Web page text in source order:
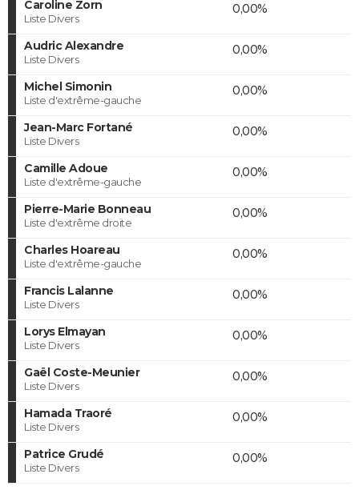
Caroline Zorn
Liste Divers
0,00%
Audric Alexandre
Liste Divers
0,00%
Michel Simonin
Liste d'extrême-gauche
0,00%
Jean-Marc Fortané
Liste Divers
0,00%
Camille Adoue
Liste d'extrême-gauche
0,00%
Pierre-Marie Bonneau
Liste d'extrême droite
0,00%
Charles Hoareau
Liste d'extrême-gauche
0,00%
Francis Lalanne
Liste Divers
0,00%
Lorys Elmayan
Liste Divers
0,00%
Gaël Coste-Meunier
Liste Divers
0,00%
Hamada Traoré
Liste Divers
0,00%
Patrice Grudé
Liste Divers
0,00%